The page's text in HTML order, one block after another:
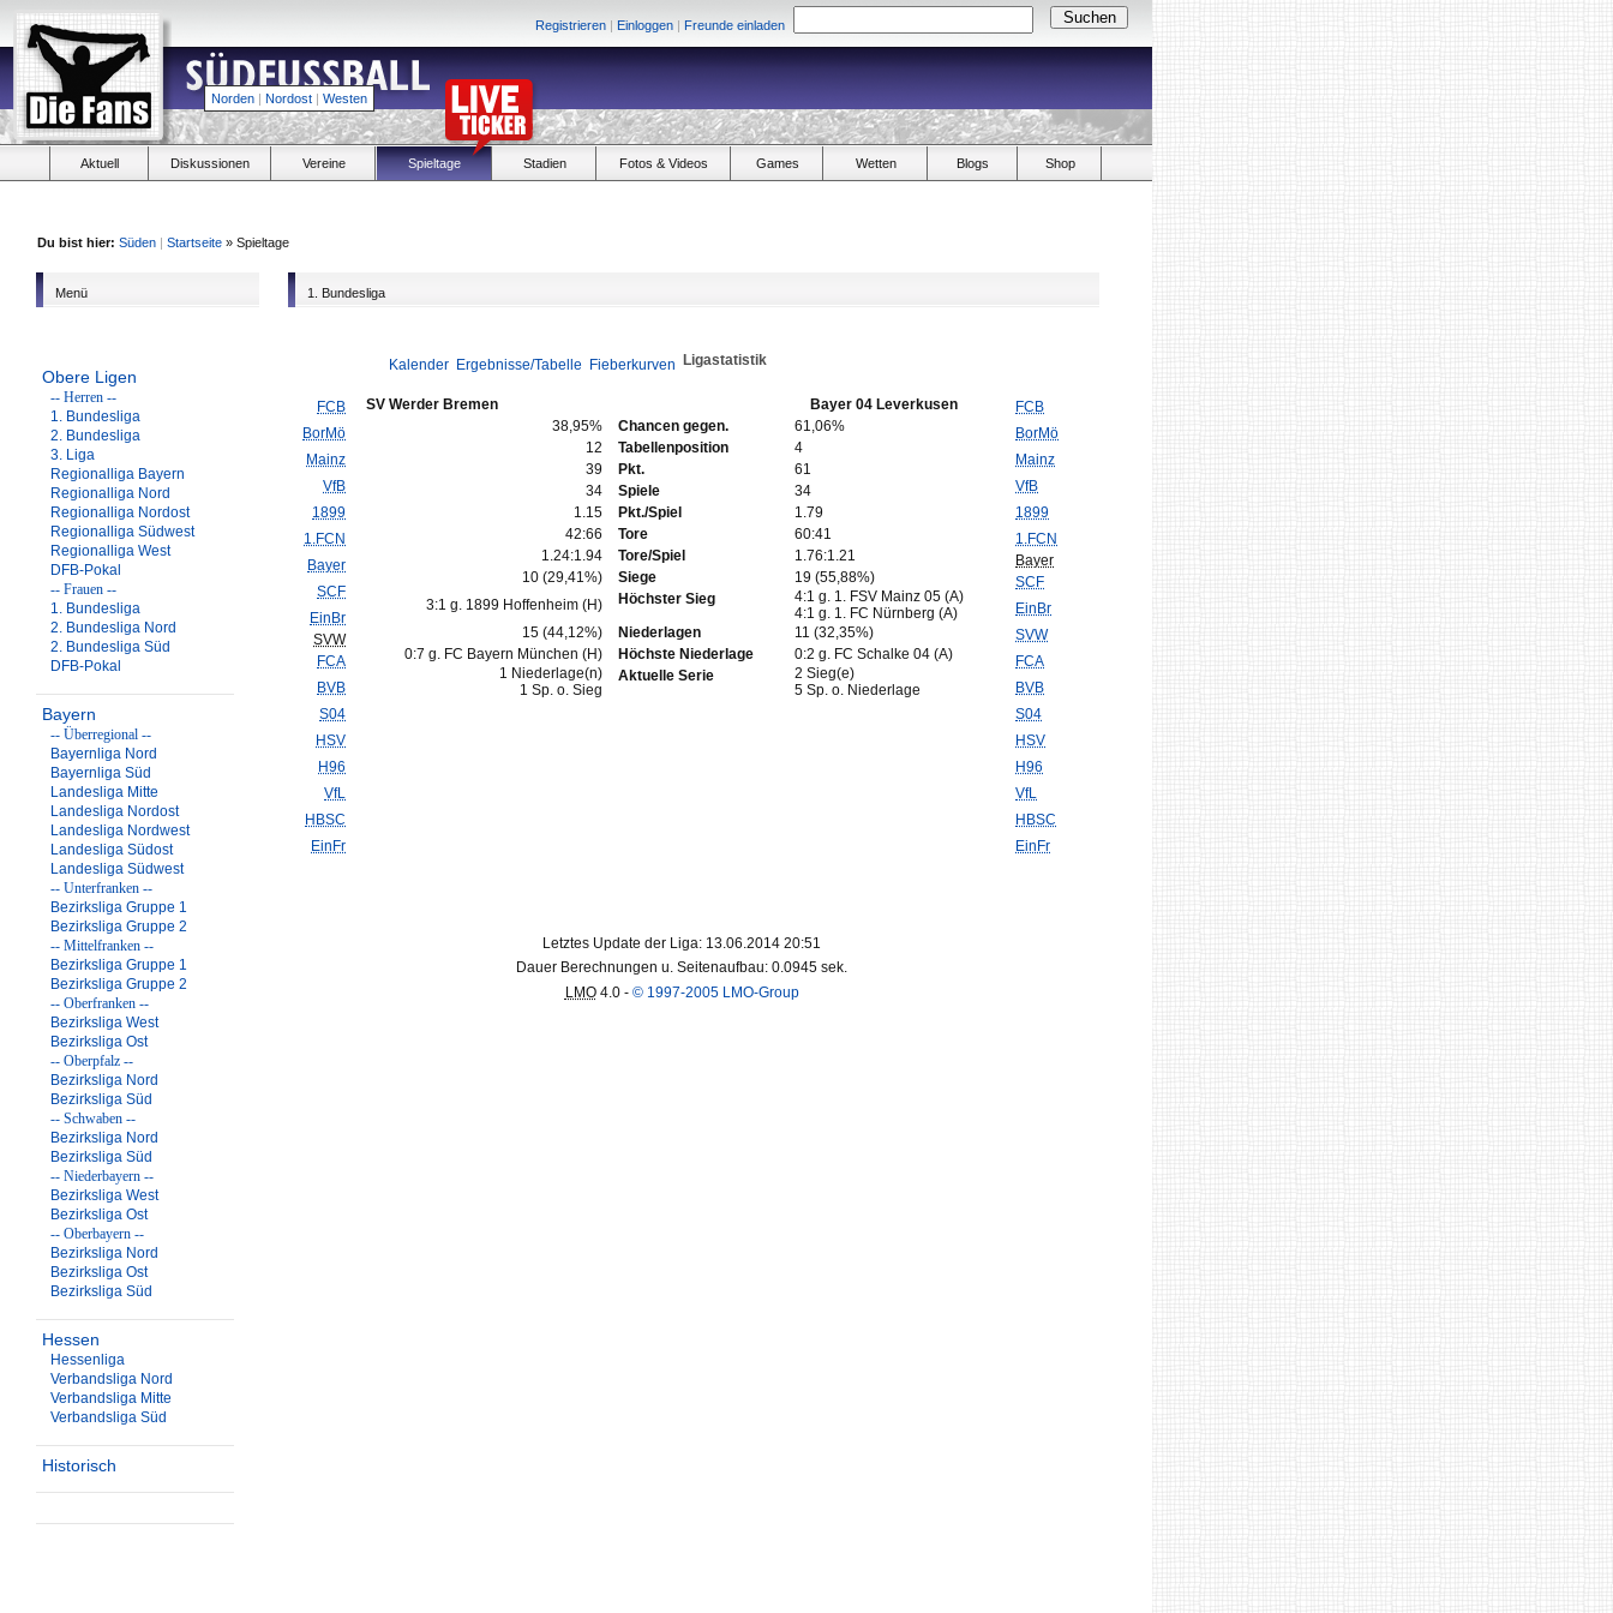
Registrieren | Einloggen | Freunde einladen
Norden | Nordost | Westen
Aktuell Diskussionen Vereine Spieltage Stadien Fotos & Videos Games Wetten Blogs Shop
Du bist hier: Süden | Startseite » Spieltage
Menü
Obere Ligen
-- Herren --
1. Bundesliga
2. Bundesliga
3. Liga
Regionalliga Bayern
Regionalliga Nord
Regionalliga Nordost
Regionalliga Südwest
Regionalliga West
DFB-Pokal
-- Frauen --
1. Bundesliga
2. Bundesliga Nord
2. Bundesliga Süd
DFB-Pokal
Bayern
-- Überregional --
Bayernliga Nord
Bayernliga Süd
Landesliga Mitte
Landesliga Nordost
Landesliga Nordwest
Landesliga Südost
Landesliga Südwest
-- Unterfranken --
Bezirksliga Gruppe 1
Bezirksliga Gruppe 2
-- Mittelfranken --
Bezirksliga Gruppe 1
Bezirksliga Gruppe 2
-- Oberfranken --
Bezirksliga West
Bezirksliga Ost
-- Oberpfalz --
Bezirksliga Nord
Bezirksliga Süd
-- Schwaben --
Bezirksliga Nord
Bezirksliga Süd
-- Niederbayern --
Bezirksliga West
Bezirksliga Ost
-- Oberbayern --
Bezirksliga Nord
Bezirksliga Ost
Bezirksliga Süd
Hessen
Hessenliga
Verbandsliga Nord
Verbandsliga Mitte
Verbandsliga Süd
Historisch
1. Bundesliga
Kalender Ergebnisse/Tabelle Fieberkurven Ligastatistik
FCB
BorMö
Mainz
VfB
1899
1.FCN
Bayer
SCF
EinBr
SVW
FCA
BVB
S04
HSV
H96
VfL
HBSC
EinFr
SV Werder Bremen
Bayer 04 Leverkusen
38,95%
Chancen gegen.
61,06%
12
Tabellenposition
4
39
Pkt.
61
34
Spiele
34
1.15
Pkt./Spiel
1.79
42:66
Tore
60:41
1.24:1.94
Tore/Spiel
1.76:1.21
10 (29,41%)
Siege
19 (55,88%)
3:1 g. 1899 Hoffenheim (H)
Höchster Sieg
4:1 g. 1. FSV Mainz 05 (A)
4:1 g. 1. FC Nürnberg (A)
15 (44,12%)
Niederlagen
11 (32,35%)
0:7 g. FC Bayern München (H)
Höchste Niederlage
0:2 g. FC Schalke 04 (A)
1 Niederlage(n)
1 Sp. o. Sieg
Aktuelle Serie
2 Sieg(e)
5 Sp. o. Niederlage
FCB
BorMö
Mainz
VfB
1899
1.FCN
Bayer
SCF
EinBr
SVW
FCA
BVB
S04
HSV
H96
VfL
HBSC
EinFr
Letztes Update der Liga: 13.06.2014 20:51
Dauer Berechnungen u. Seitenaufbau: 0.0945 sek.
LMO4.0 - © 1997-2005 LMO-Group